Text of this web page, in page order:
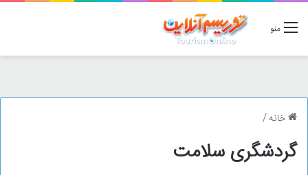
منو
خانه/
گردشگری سلامت